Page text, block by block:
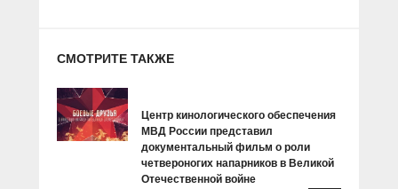
СМОТРИТЕ ТАКЖЕ
Центр кинологического обеспечения
МВД России представил
документальный фильм о роли
четвероногих напарников в Великой
Отечественной войне